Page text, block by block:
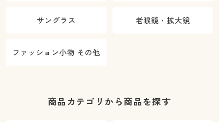
サングラス 老眼鏡・拡大鏡
ファッション小物 その他
商品カテゴリから商品を探す